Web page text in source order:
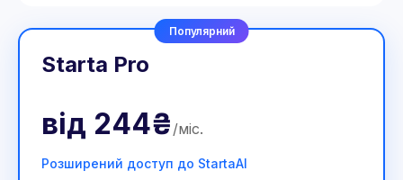
Популярний
Starta Pro
від 244₴ /міс.
Розширений доступ до StartaAI